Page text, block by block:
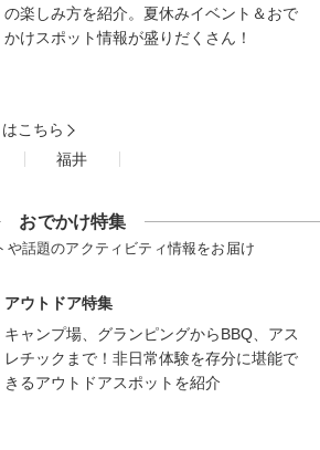
の楽しみ方を紹介。夏休みイベント＆おで
かけスポット情報が盛りだくさん！
こちら
福井
おでかけ特集
や話題のアクティビティ情報をお届け
アウトドア特集
キャンプ場、グランピングからBBQ、アス
レチックまで！非日常体験を存分に堪能で
きるアウトドアスポットを紹介